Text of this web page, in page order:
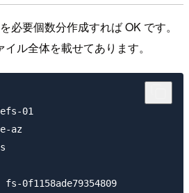
必要個数分作成すれば OK です。
ル全体を載せてあります。
01
az
fs-0f1158ade79354809